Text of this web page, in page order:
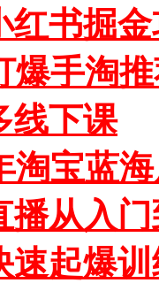
红书掘
爆手淘
线下课
淘宝蓝
播从入
速起爆